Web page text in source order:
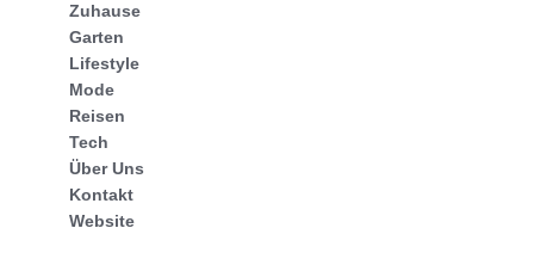
Zuhause
Garten
Lifestyle
Mode
Reisen
Tech
Über Uns
Kontakt
Website